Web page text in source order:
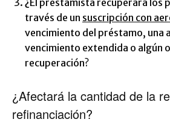
¿El prestamista recuperará los
través de un suscripción con
vencimiento del préstamo, una
vencimiento extendida o algún
recuperación?
¿Afectará la cantidad de la
refinanciación?